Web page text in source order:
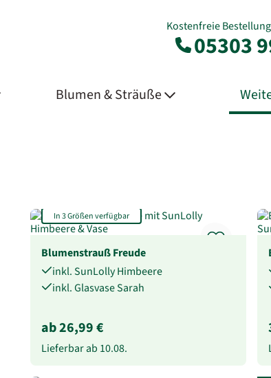
Kostenfreie
05303
Blumen & Sträuße
In 3 Größen verfügbar
Blumenstrauß Freude
inkl. SunLolly Himbeere
inkl. Glasvase Sarah
ab 26,99 €
Lieferbar ab 10.08.